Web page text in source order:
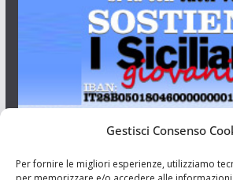
Gestisci Consenso
Per fornire le migliori esperienze, utilizziamo